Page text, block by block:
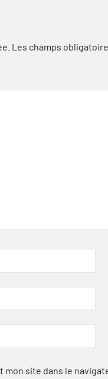
Les champs
site dans le